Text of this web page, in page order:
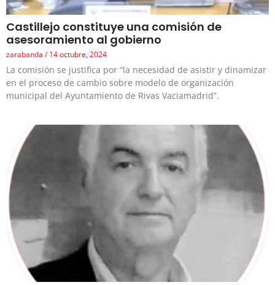
Castillejo constituye una comisión de
asesoramiento al gobierno
zarabanda 14 octubre, 2024
La comisión se justifica por “la necesidad de asistir y dinamizar
en el proceso de cambio sobre modelo de organización
municipal del Ayuntamiento de Rivas Vaciamadrid”.